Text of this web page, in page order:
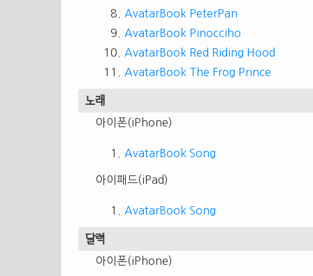
AvatarBook PeterPan
AvatarBook Pinocciho
AvatarBook Red Riding Hood
AvatarBook The Frog Prince
노래
아이폰(iPhone)
AvatarBook Song
아이패드(iPad)
AvatarBook Song
달력
아이폰(iPhone)